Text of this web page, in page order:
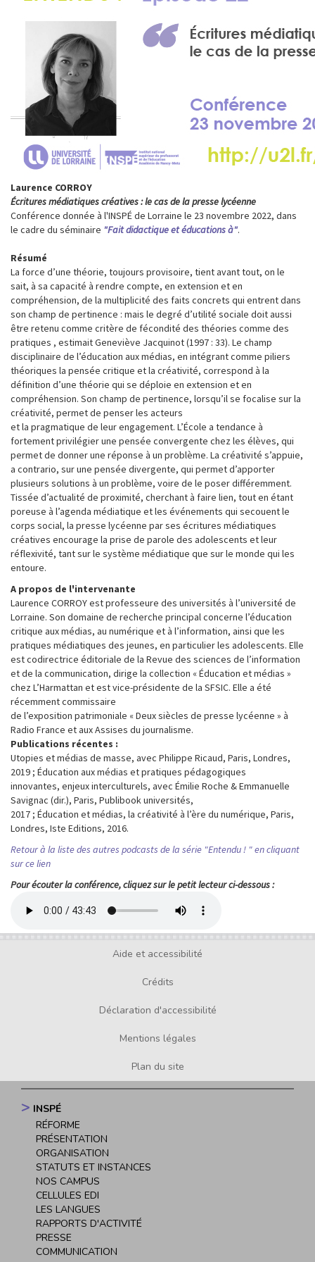
Laurence CORROY
Écritures médiatiques créatives : le cas de la presse lycéenne
Conférence donnée à l'INSPÉ de Lorraine le 23 novembre 2022, dans
le cadre du séminaire "Fait didactique et éducations à".
Résumé
La force d’une théorie, toujours provisoire, tient avant tout, on le
sait, à sa capacité à rendre compte, en extension et en
compréhension, de la multiplicité des faits concrets qui entrent dans
son champ de pertinence : mais le degré d’utilité sociale doit aussi
être retenu comme critère de fécondité des théories comme des
pratiques , estimait Geneviève Jacquinot (1997 : 33). Le champ
disciplinaire de l’éducation aux médias, en intégrant comme piliers
théoriques la pensée critique et la créativité, correspond à la
définition d’une théorie qui se déploie en extension et en
compréhension. Son champ de pertinence, lorsqu’il se focalise sur la
créativité, permet de penser les acteurs
et la pragmatique de leur engagement. L’École a tendance à
fortement privilégier une pensée convergente chez les élèves, qui
permet de donner une réponse à un problème. La créativité s’appuie,
a contrario, sur une pensée divergente, qui permet d’apporter
plusieurs solutions à un problème, voire de le poser différemment.
Tissée d’actualité de proximité, cherchant à faire lien, tout en étant
poreuse à l’agenda médiatique et les événements qui secouent le
corps social, la presse lycéenne par ses écritures médiatiques
créatives encourage la prise de parole des adolescents et leur
réflexivité, tant sur le système médiatique que sur le monde qui les
entoure.
A propos de l'intervenante
Laurence CORROY est professeure des universités à l’université de
Lorraine. Son domaine de recherche principal concerne l’éducation
critique aux médias, au numérique et à l’information, ainsi que les
pratiques médiatiques des jeunes, en particulier les adolescents. Elle
est codirectrice éditoriale de la Revue des sciences de l’information
et de la communication, dirige la collection « Éducation et médias »
chez L’Harmattan et est vice-présidente de la SFSIC. Elle a été
récemment commissaire
de l’exposition patrimoniale « Deux siècles de presse lycéenne » à
Radio France et aux Assises du journalisme.
Publications récentes :
Utopies et médias de masse, avec Philippe Ricaud, Paris, Londres,
2019 ; Éducation aux médias et pratiques pédagogiques
innovantes, enjeux interculturels, avec Émilie Roche & Emmanuelle
Savignac (dir.), Paris, Publibook universités,
2017 ; Éducation et médias, la créativité à l’ère du numérique, Paris,
Londres, Iste Editions, 2016.
Retour à la liste des autres podcasts de la série "Entendu ! " en cliquant
sur ce lien
Pour écouter la conférence, cliquez sur le petit lecteur ci-dessous :
Aide et accessibilité
Crédits
Déclaration d'accessibilité
Mentions légales
Plan du site
Navigation
principale
INSPÉ
RÉFORME
PRÉSENTATION
ORGANISATION
STATUTS ET INSTANCES
NOS CAMPUS
CELLULES EDI
LES LANGUES
RAPPORTS D'ACTIVITÉ
PRESSE
COMMUNICATION